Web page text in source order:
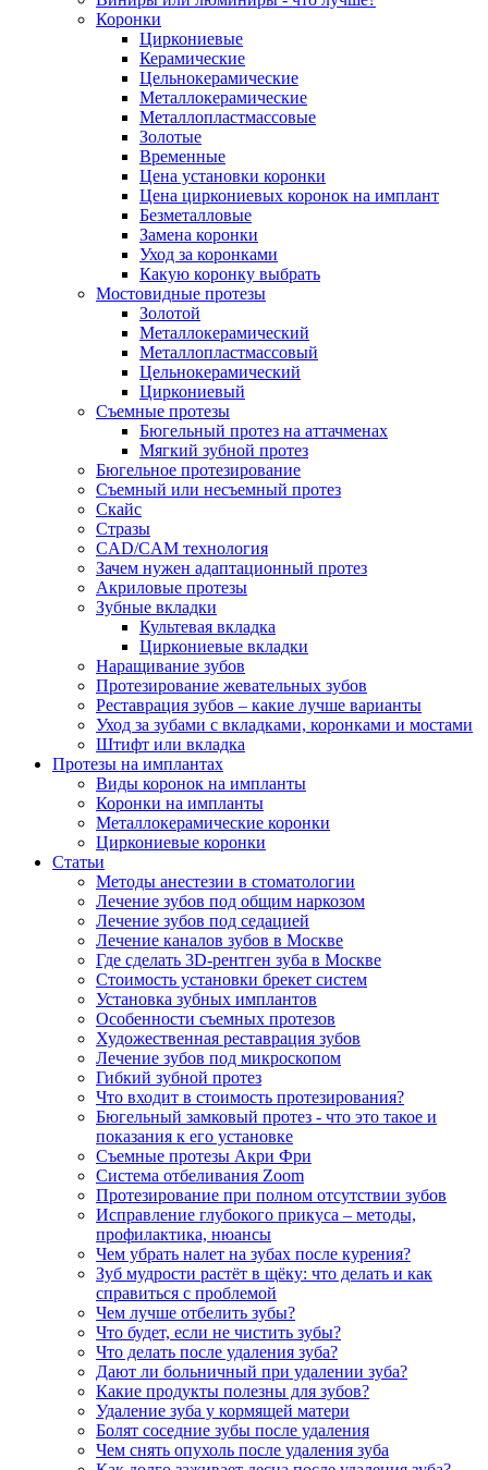
Коронки
Циркониевые
Керамические
Цельнокерамические
Металлокерамические
Металлопластмассовые
Золотые
Временные
Цена установки коронки
Цена циркониевых коронок на имплант
Безметалловые
Замена коронки
Уход за коронками
Какую коронку выбрать
Мостовидные протезы
Золотой
Металлокерамический
Металлопластмассовый
Цельнокерамический
Циркониевый
Съемные протезы
Бюгельный протез на аттачменах
Мягкий зубной протез
Бюгельное протезирование
Съемный или несъемный протез
Скайс
Стразы
CAD/CAM технология
Зачем нужен адаптационный протез
Акриловые протезы
Зубные вкладки
Культевая вкладка
Циркониевые вкладки
Наращивание зубов
Протезирование жевательных зубов
Реставрация зубов – какие лучше варианты
Уход за зубами с вкладками, коронками и мостами
Штифт или вкладка
Протезы на имплантах
Виды коронок на импланты
Коронки на импланты
Металлокерамические коронки
Циркониевые коронки
Статьи
Методы анестезии в стоматологии
Лечение зубов под общим наркозом
Лечение зубов под седацией
Лечение каналов зубов в Москве
Где сделать 3D-рентген зуба в Москве
Стоимость установки брекет систем
Установка зубных имплантов
Особенности съемных протезов
Художественная реставрация зубов
Лечение зубов под микроскопом
Гибкий зубной протез
Что входит в стоимость протезирования?
Бюгельный замковый протез - что это такое и
показания к его установке
Съемные протезы Акри Фри
Система отбеливания Zoom
Протезирование при полном отсутствии зубов
Исправление глубокого прикуса – методы,
профилактика, нюансы
Чем убрать налет на зубах после курения?
Зуб мудрости растёт в щёку: что делать и как
справиться с проблемой
Чем лучше отбелить зубы?
Что будет, если не чистить зубы?
Что делать после удаления зуба?
Дают ли больничный при удалении зуба?
Какие продукты полезны для зубов?
Удаление зуба у кормящей матери
Болят соседние зубы после удаления
Чем снять опухоль после удаления зуба